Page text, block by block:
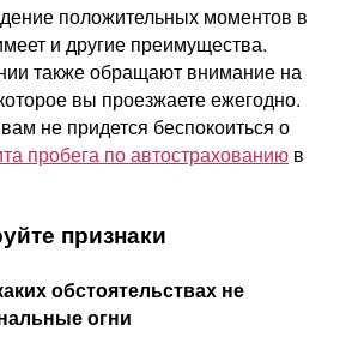
положительных моментов в
и другие преимущества.
также обращают внимание на
вы проезжаете ежегодно.
не придется беспокоиться о
пробега по автострахованию в
признаки
обстоятельствах не
огни